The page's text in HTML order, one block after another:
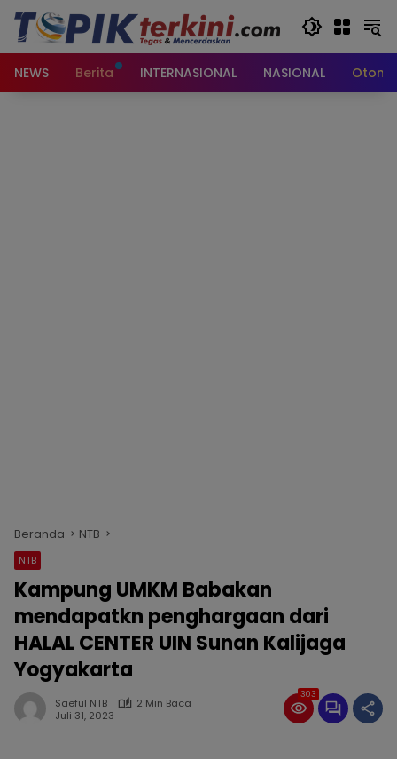
Langsung
konten
NEWS
Berita INTERNASIONAL NASIONAL
Beranda NTB
NTB
Kampung UMKM Babakan
mendapatkn penghargaan dari
HALAL CENTER UIN Sunan Kalijaga
Yogyakarta
Saeful NTB
2 Min Baca
Juli 31, 2023
303